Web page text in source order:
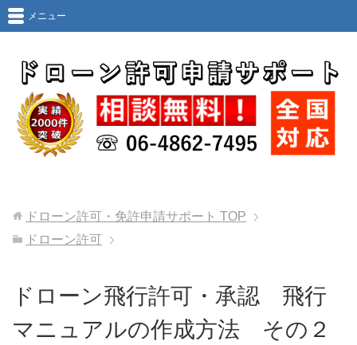
メニュー
ドローン許可・免許申請サポート TOP
ドローン許可
ドローン飛行許可・承認 飛行
マニュアルの作成方法 その２